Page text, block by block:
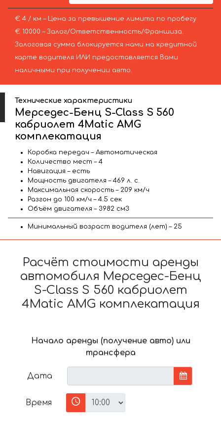
€ 4 / км – Цена за превышение лимита по пробегу
€ 10000 – Залог/Ответственность/Франшиза.
Залоговая сумма блокируется нами на кредитной
карте водителя ИЛИ предоставляется Вами
наличными при получении авто.
Технические характеристики
Мерседес-Бенц S-Class S 560
кабриолет 4Matic AMG
комплекатация
Коробка передач – Автоматическая
Количество мест – 4
Навигация – есть
Мощность двигателя – 469 л. с.
Максимальная скорость – 209 км/ч
Разгон до 100 км/ч – 4.5 сек
Объём двигателя – 3982 см3
Минимальный возраст водителя (лет) – 25
Расчёт стоимости аренды
автомобиля Мерседес-Бенц
S-Class S 560 кабриолет
4Matic AMG комплекатация
Начало аренды (получение авто) или
трансфера
Дата
Время